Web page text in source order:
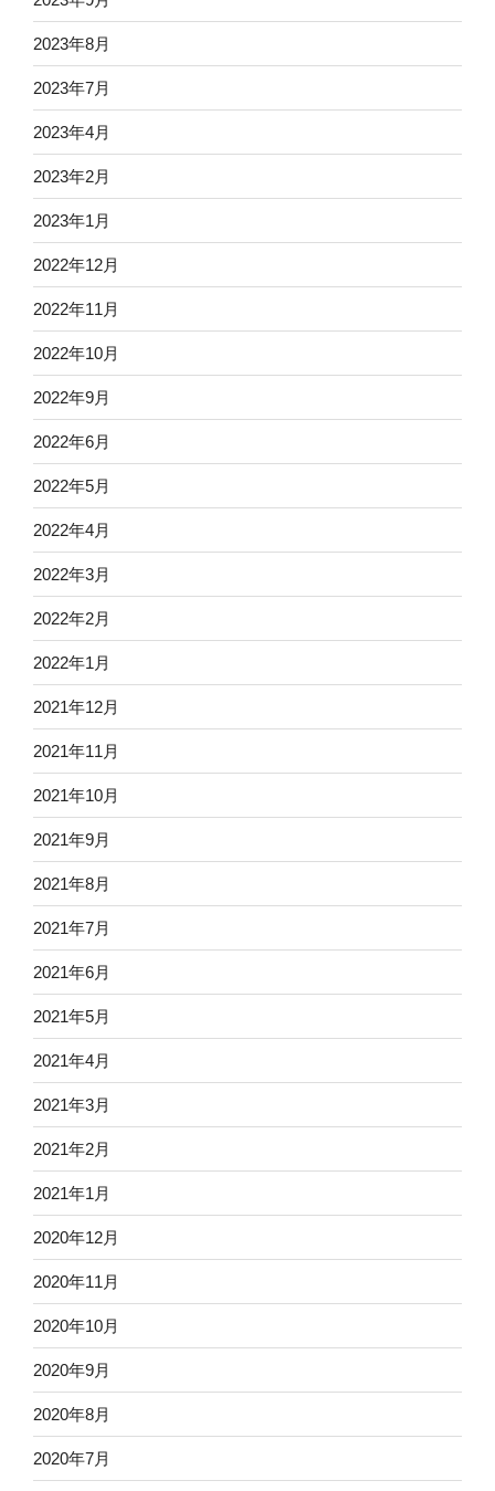
2023年8月
2023年7月
2023年4月
2023年2月
2023年1月
2022年12月
2022年11月
2022年10月
2022年9月
2022年6月
2022年5月
2022年4月
2022年3月
2022年2月
2022年1月
2021年12月
2021年11月
2021年10月
2021年9月
2021年8月
2021年7月
2021年6月
2021年5月
2021年4月
2021年3月
2021年2月
2021年1月
2020年12月
2020年11月
2020年10月
2020年9月
2020年8月
2020年7月